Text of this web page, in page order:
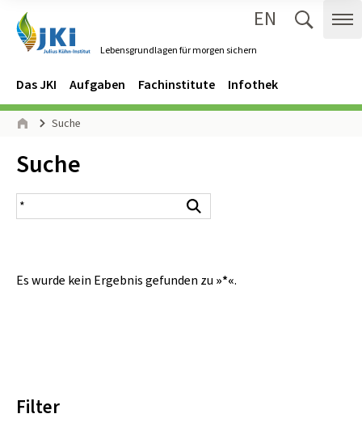
Lebensgrundlagen für morgen sichern
EN
Navigation
Hauptmenü
Das JKI Aufgaben Fachinstitute Infothek
Seitenpfad
Suche
Inhalt:
Suche
Suchergebnis
Es wurde kein Ergebnis gefunden zu »*«.
Filter